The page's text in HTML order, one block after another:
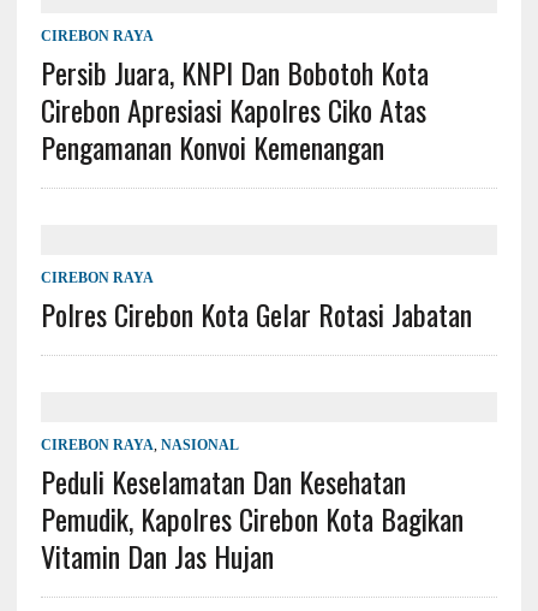
CIREBON RAYA
Persib Juara, KNPI Dan Bobotoh Kota
Cirebon Apresiasi Kapolres Ciko Atas
Pengamanan Konvoi Kemenangan
CIREBON RAYA
Polres Cirebon Kota Gelar Rotasi Jabatan
CIREBON RAYA NASIONAL
Peduli Keselamatan Dan Kesehatan
Pemudik, Kapolres Cirebon Kota Bagikan
Vitamin Dan Jas Hujan